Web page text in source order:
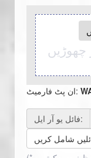
چھوڑیں
ان پٹ فارمیٹ:
فائل یو آر ایل:
شامل کریں